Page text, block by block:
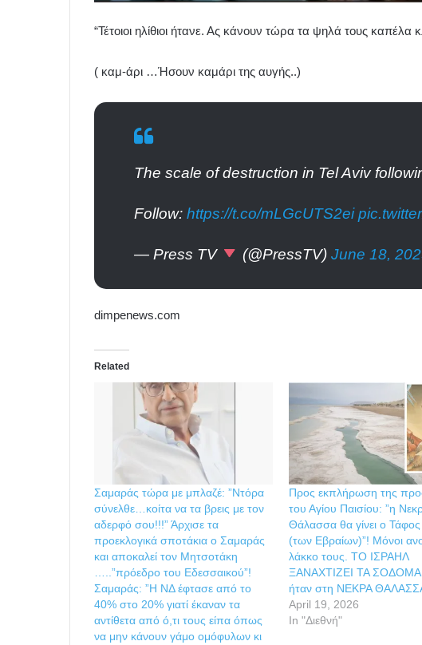
“Τέτοιοι ηλίθιοι ήτανε. Ας κάνουν τώρα τα ψηλά τους καπέλα
( καμ-άρι …Ήσουν καμάρι της αυγής..)
The scale of destruction in Tel Aviv
Follow: https://t.co/mLGcUTS2ei
— Press TV (@PressTV) June 18,
dimpenews.com
Related
Σαμαράς τώρα με μπλαζέ: ”Ντόρα
σύνελθε…κοίτα να τα βρεις με τον
αδερφό σου!!!” Άρχισε τα
προεκλογικά σποτάκια ο Σαμαράς
και αποκαλεί τον Μητσοτάκη
…..”πρόεδρο του Εδεσσαικού”!
Σαμαράς: ”Η ΝΔ έφτασε από το
40% στο 20% γιατί έκαναν τα
αντίθετα από ό,τι τους είπα όπως
να μην κάνουν γάμο ομόφυλων κι
Προς εκπλήρωση της
του Αγίου Παισίου: ”η
Θάλασσα θα γίνει ο Τάφος
(των Εβραίων)”! Μόνοι
λάκκο τους. ΤΟ ΙΣΡΑΗΛ
ΞΑΝΑΧΤΙΖΕΙ ΤΑ ΣΟΔΟΜΑ
ήταν στη ΝΕΚΡΑ
April 19, 2026
In "Διεθνή"